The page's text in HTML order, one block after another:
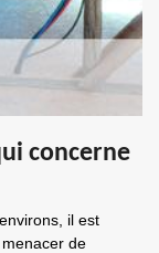
concerne
il est
de